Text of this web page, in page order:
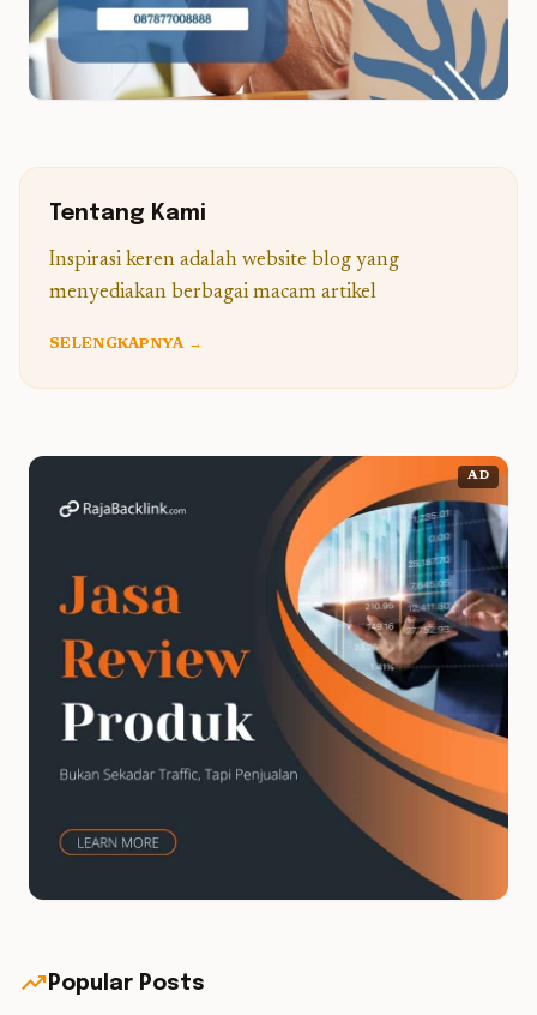
Tentang Kami
Inspirasi keren adalah website blog yang
menyediakan berbagai macam artikel
SELENGKAPNYA →
AD
trending_up Popular Posts